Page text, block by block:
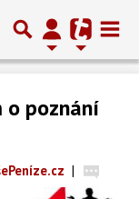
o poznání
|